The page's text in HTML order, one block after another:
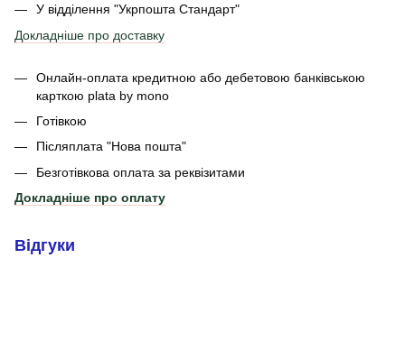
У відділення "Укрпошта Стандарт"
Докладніше про доставку
Онлайн-оплата кредитною або дебетовою банківською
карткою plata by mono
Готівкою
Післяплата "Нова пошта"
Безготівкова оплата за реквізитами
Докладніше про оплату
Відгуки